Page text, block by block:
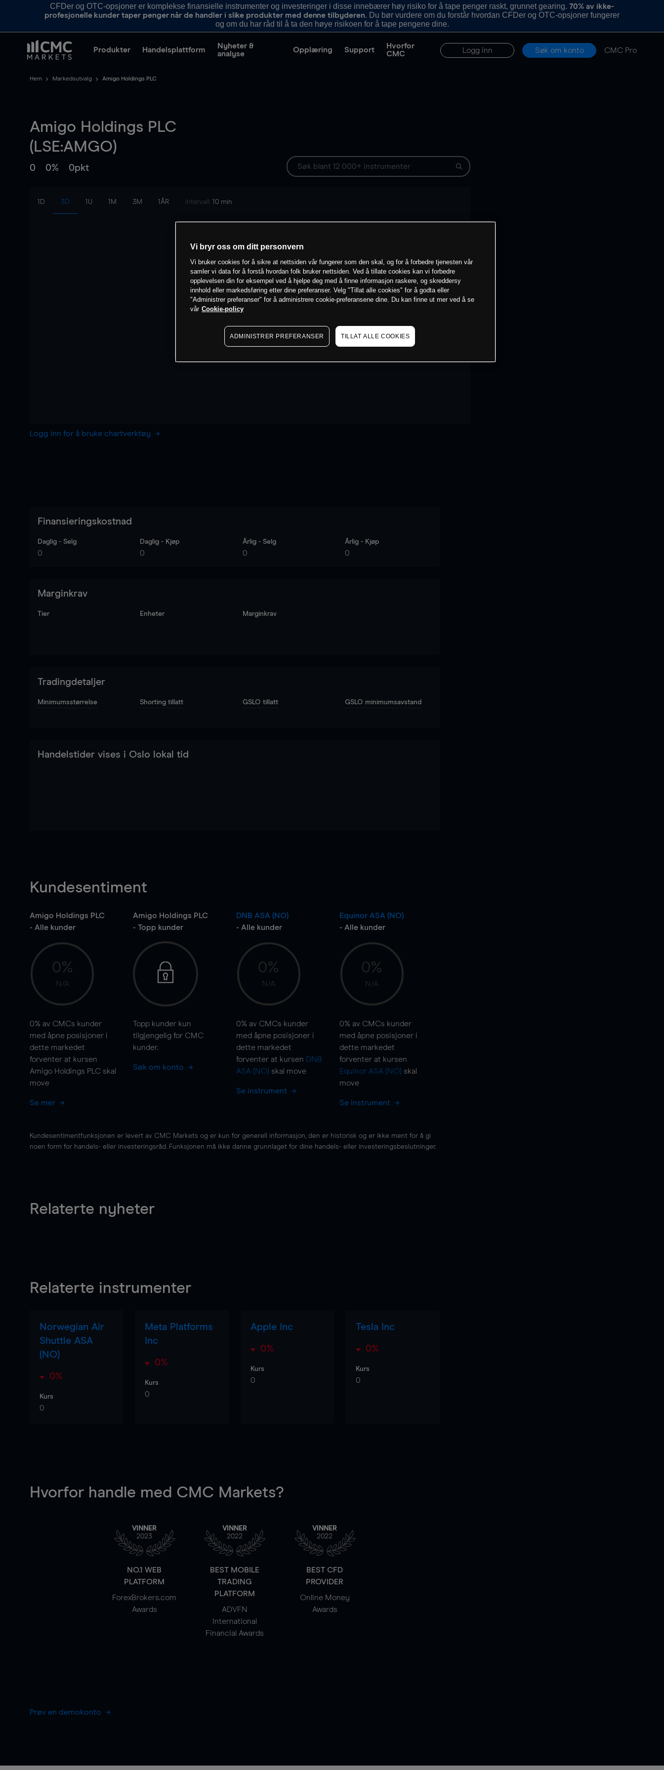
CFDer og OTC-opsjoner er komplekse finansielle instrumenter og investeringer i disse innebærer høy risiko for å tape penger raskt, grunnet gearing.70% av ikke-
profesjonelle kunder taper penger når de handler i slike produkter med denne tilbyderen. Du bør vurdere om du forstår hvordan CFDer og OTC-opsjoner fungerer
og om du har råd til å ta den høye risikoen for å tape pengene dine.
Produkter Handelsplattform
Nyheter &
analyse
Opplæring Support
Hvorfor
CMC
Logg inn Søk om konto CMC Pro
Hem Markedsutvalg Amigo Holdings PLC
Amigo Holdings PLC
(LSE:AMGO)
0 0% 0pkt
1D 3D 1U 1M 3M 1ÅR Intervall: 10 min
Logg inn for å bruke chartverktøy
Finansieringskostnad
Daglig - Selg
0
Daglig - Kjøp
0
Årlig - Selg
0
Årlig - Kjøp
0
Marginkrav
Tier Enheter Marginkrav
Tradingdetaljer
Minimumsstørrelse Shorting tillatt GSLO tillatt GSLO minimumsavstand
Handelstider vises i Oslo lokal tid
Kundesentiment
Amigo Holdings PLC
- Alle kunder
0%
N/A
0% av CMCs kunder
med åpne posisjoner i
dette markedet
forventer at kursen
Amigo Holdings PLC skal
move
Se mer
Amigo Holdings PLC
- Topp kunder
Topp kunder kun
tilgjengelig for CMC
kunder.
Søk om konto
DNB ASA (NO)
- Alle kunder
0%
N/A
0% av CMCs kunder
med åpne posisjoner i
dette markedet
forventer at kursen DNB
ASA (NO) skal move
Se instrument
Equinor ASA (NO)
- Alle kunder
0%
N/A
0% av CMCs kunder
med åpne posisjoner i
dette markedet
forventer at kursen
Equinor ASA (NO) skal
move
Se instrument
Kundesentimentfunksjonen er levert av CMC Markets og er kun for generell informasjon, den er historisk og er ikke ment for å gi
noen form for handels- eller investeringsråd. Funksjonen må ikke danne grunnlaget for dine handels- eller investeringsbeslutninger.
Relaterte nyheter
Relaterte instrumenter
Norwegian Air
Shuttle ASA
(NO)
0%
Kurs
0
Meta Platforms
Inc
0%
Kurs
0
Apple Inc
0%
Kurs
0
Tesla Inc
0%
Kurs
0
Hvorfor handle med CMC Markets?
VINNER
2023
NO.1 WEB
PLATFORM
ForexBrokers.com
Awards
VINNER
2022
BEST MOBILE
TRADING
PLATFORM
ADVFN
International
Financial Awards
VINNER
2022
BEST CFD
PROVIDER
Online Money
Awards
Prøv en demokonto
Vi bryr oss om ditt personvern
Vi bruker cookies for å sikre at nettsiden vår fungerer som den skal, og for å forbedre tjenesten vår
samler vi data for å forstå hvordan folk bruker nettsiden. Ved å tillate cookies kan vi forbedre
opplevelsen din for eksempel ved å hjelpe deg med å finne informasjon raskere, og skreddersy
innhold eller markedsføring etter dine preferanser. Velg "Tillat alle cookies" for å godta eller
"Administrer preferanser" for å administrere cookie-preferansene dine. Du kan finne ut mer ved å se
vår Cookie-policy
ADMINISTRER PREFERANSER TILLAT ALLE COOKIES